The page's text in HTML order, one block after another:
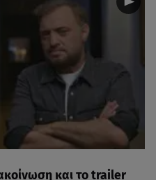
και το trailer